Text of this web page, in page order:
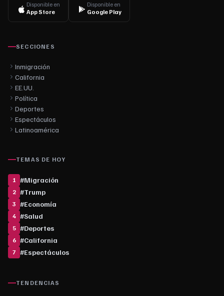
Disponible en
App Store
Disponible en
Google Play
SECCIONES
Inmigración
California
EE.UU.
Política
Deportes
Espectáculos
Latinoamérica
TEMAS DE HOY
1 #Migración
2 #Trump
3 #Economía
4 #Salud
5 #Deportes
6 #California
7 #Espectáculos
TENDENCIAS